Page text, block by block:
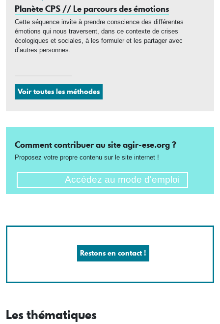
Planète CPS // Le parcours des émotions
Cette séquence invite à prendre conscience des différentes
émotions qui nous traversent, dans ce contexte de crises
écologiques et sociales, à les formuler et les partager avec
d’autres personnes.
Voir toutes les méthodes
Comment contribuer au site agir-ese.org ?
Proposez votre propre contenu sur le site internet !
Accédez au mode d'emploi
Restons en contact !
Les thématiques